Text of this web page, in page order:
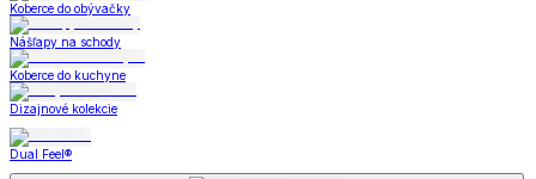
Koberce do obývačky
Nášľapy na schody
Koberce do kuchyne
Dizajnové kolekcie
Dual Feel®